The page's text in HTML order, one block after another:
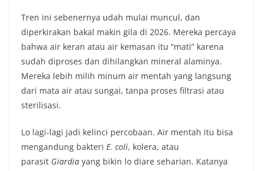
Tren ini sebenernya udah mulai muncul, dan
diperkirakan bakal makin gila di 2026. Mereka percaya
bahwa air keran atau air kemasan itu “mati” karena
sudah diproses dan dihilangkan mineral alaminya.
Mereka lebih milih minum air mentah yang langsung
dari mata air atau sungai, tanpa proses filtrasi atau
sterilisasi.
Lo lagi-lagi jadi kelinci percobaan. Air mentah itu bisa
mengandung bakteri E. coli, kolera, atau
parasit Giardia yang bikin lo diare seharian. Katanya